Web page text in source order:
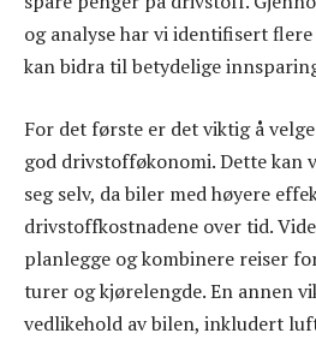
og analyse har vi identifisert
kan bidra til betydelige
For det første er det viktig å
god drivstofføkonomi. Dette kan
seg selv, da biler med høyere
drivstoffkostnadene over tid.
planlegge og kombinere reiser
turer og kjørelengde. En annen
vedlikehold av bilen, inkludert